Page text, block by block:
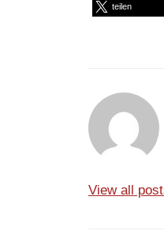
teilen
View all